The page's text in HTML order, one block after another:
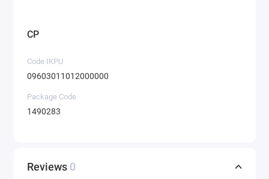
CP
Code IKPU
09603011012000000
Package Code
1490283
Reviews 0